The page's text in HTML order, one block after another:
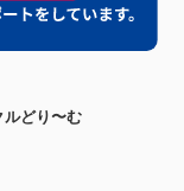
ルどり〜む